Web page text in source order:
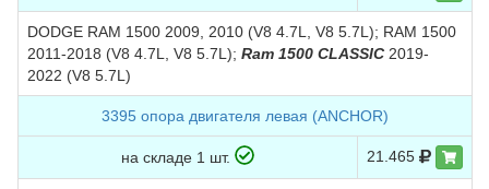
DODGE RAM 1500 2009, 2010 (V8 4.7L, V8 5.7L); RAM 1500
2011-2018 (V8 4.7L, V8 5.7L); Ram 1500 CLASSIC 2019-
2022 (V8 5.7L)
3395 опора двигателя левая (ANCHOR)
на складе 1 шт. 21.465